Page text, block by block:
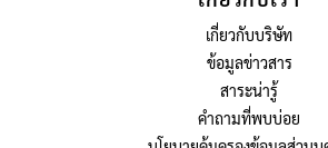
เกี่ยวกับบริษัท
ข้อมูลข่าวสาร
สาระน่ารู้
คำถามที่พบบ่อย